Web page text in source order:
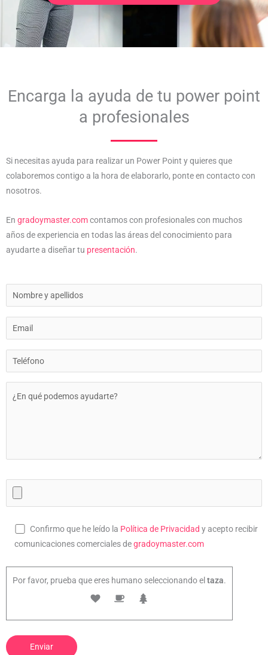
Encarga la ayuda de tu power point
a profesionales
Si necesitas ayuda para realizar un Power Point y quieres que
colaboremos contigo a la hora de elaborarlo, ponte en contacto con
nosotros.
En gradoymaster.comcontamos con profesionales con muchos
años de experiencia en todas las áreas del conocimiento para
ayudarte a diseñar tu presentación.
Confirmo que he leído la Política de Privacidad y acepto recibir
comunicaciones comerciales degradoymaster.com
Por favor, prueba que eres humano seleccionando el taza.